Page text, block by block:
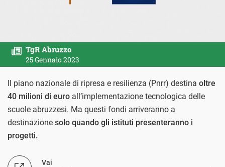
TgR Abruzzo
25 Gennaio 2023
Il piano nazionale di ripresa e resilienza (Pnrr) destina oltre
40 milioni di euro all’implementazione tecnologica delle
scuole abruzzesi. Ma questi fondi arriveranno a
destinazione solo quando gli istituti presenteranno i
progetti.
Vai